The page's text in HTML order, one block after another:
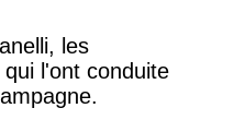
les
l'ont conduite